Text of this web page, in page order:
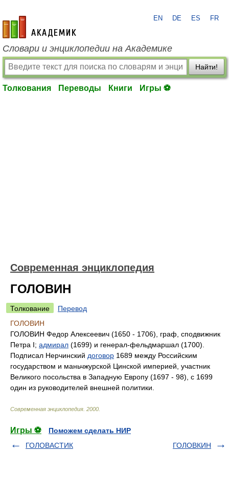
academic.ru
EN DE ES FR
Словари и энциклопедии на Академике
Найти!
Толкования Переводы Книги Игры ⚽
Современная энциклопедия
ГОЛОВИН
Толкование
Перевод
ГОЛОВИН
ГОЛОВИН Федор Алексеевич (1650 - 1706), граф, сподвижник
Петра I; адмирал (1699) и генерал-фельдмаршал (1700).
Подписал Нерчинский договор 1689 между Российским
государством и маньчжурской Цинской империей, участник
Великого посольства в Западную Европу (1697 - 98), с 1699
один из руководителей внешней политики.
Современная энциклопедия 2000
Игры ⚽
Поможем сделать НИР
ГОЛОВАСТИК
ГОЛОВКИН